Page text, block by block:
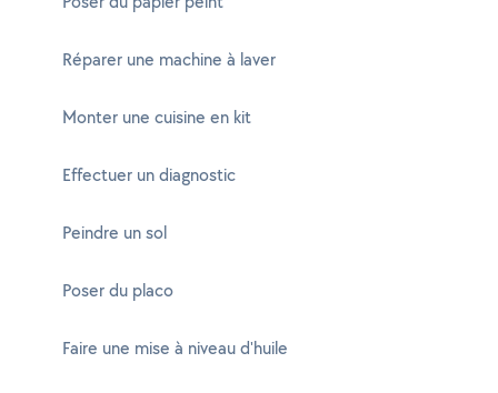
Réparer une machine à laver
Monter une cuisine en kit
Effectuer un diagnostic
Peindre un sol
Poser du placo
Faire une mise à niveau d'huile